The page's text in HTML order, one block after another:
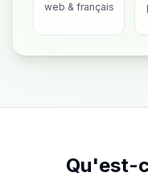
web & français
Qu'est-